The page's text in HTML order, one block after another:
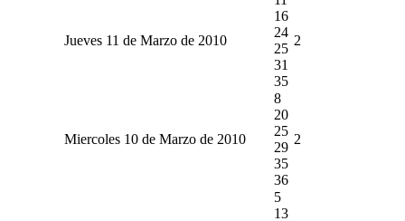
Jueves 11 de Marzo de 2010
16
24
25
31
35
2
Miercoles 10 de Marzo de 2010
8
20
25
29
35
36
2
5
13